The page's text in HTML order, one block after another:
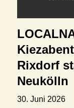
Rixdorf
Neukölln
30. Juni 2026